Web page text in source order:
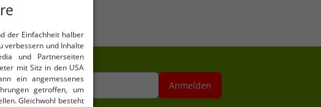
Adresse hier Anmelden
der Einfachheit halber
verbessern und Inhalte
und Partnerseiten
mit Sitz in den USA
ein angemessenes
getroffen, um
Gleichwohl besteht